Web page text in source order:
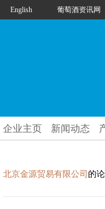
English 葡萄酒资讯网
企业主页 新闻动态
北京金源贸易有限公司 的